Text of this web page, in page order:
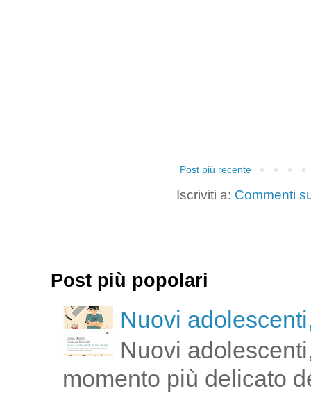
Post più recente
Iscriviti a: Commenti
Post più popolari
Nuovi
Nuovi
momento più delicato